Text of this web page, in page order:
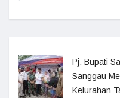
Pj. Bupati
Sanggau
Kelurahan